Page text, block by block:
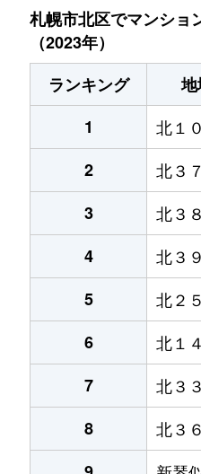
札幌市北区でマンショ
（2023年）
ランキング
地
1
北１
2
北３
3
北３
4
北３
5
北２
6
北１
7
北３
8
北３